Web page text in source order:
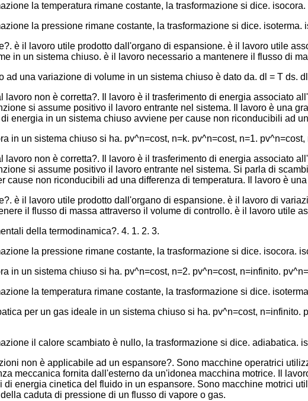
la temperatura rimane costante, la trasformazione si dice.
la pressione rimane costante, la trasformazione si dice. isoterma.
è il lavoro utile prodotto dall'organo di espansione. è il lavoro utile
in un sistema chiuso. è il lavoro necessario a mantenere il flusso di
ad una variazione di volume in un sistema chiuso è dato da. dl = T ds.
lavoro non è corretta?. Il lavoro è il trasferimento di energia associato
si assume positivo il lavoro entrante nel sistema. Il lavoro è una
energia in un sistema chiuso avviene per cause non riconducibili ad
in un sistema chiuso si ha. pv^n=cost, n=k. pv^n=cost, n=1.
lavoro non è corretta?. Il lavoro è il trasferimento di energia associato
si assume positivo il lavoro entrante nel sistema. Si parla di
cause non riconducibili ad una differenza di temperatura. Il lavoro è
è il lavoro utile prodotto dall'organo di espansione. è il lavoro di
il flusso di massa attraverso il volume di controllo. è il lavoro utile
della termodinamica?. 4. 1. 2. 3.
la pressione rimane costante, la trasformazione si dice. isocora.
in un sistema chiuso si ha. pv^n=cost, n=2. pv^n=cost, n=infinito.
la temperatura rimane costante, la trasformazione si dice.
per un gas ideale in un sistema chiuso si ha. pv^n=cost, n=infinito.
il calore scambiato è nullo, la trasformazione si dice. adiabatica.
non è applicabile ad un espansore?. Sono macchine operatrici
meccanica fornita dall'esterno da un'idonea macchina motrice. Il
energia cinetica del fluido in un espansore. Sono macchine motrici
caduta di pressione di un flusso di vapore o gas.